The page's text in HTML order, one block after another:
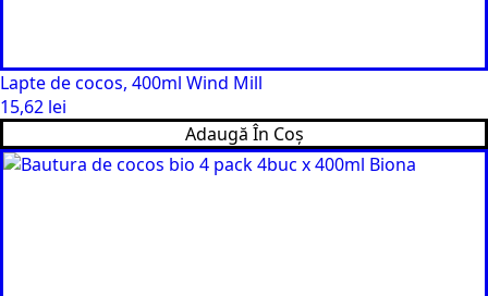
Lapte de cocos, 400ml Wind Mill
15,62 lei
Adaugă În Coș